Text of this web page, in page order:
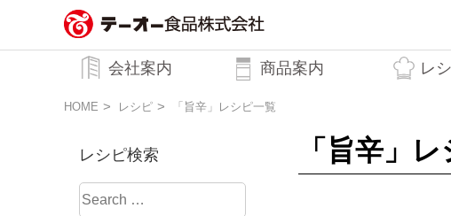
務用調味料・香辛料メーカーのテーオ
ー食品株式会社
会社案内 商品案内 レ
HOME レシピ 「旨辛」レシピ一覧
レシピ検索 「旨辛」